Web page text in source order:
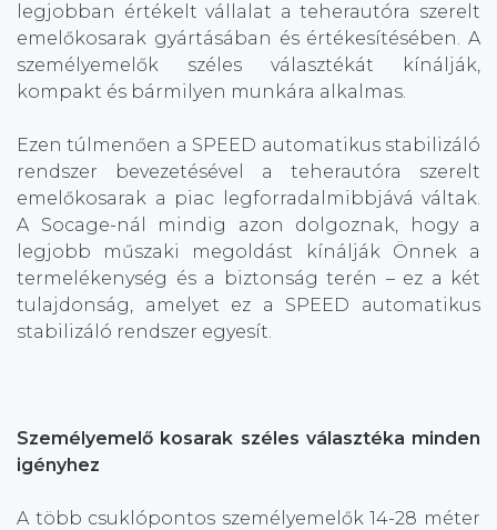
legjobban értékelt vállalat a teherautóra szerelt
emelőkosarak gyártásában és értékesítésében. A
személyemelők széles választékát kínálják,
kompakt és bármilyen munkára alkalmas.
Ezen túlmenően a SPEED automatikus stabilizáló
rendszer bevezetésével a teherautóra szerelt
emelőkosarak a piac legforradalmibbjává váltak.
A Socage-nál mindig azon dolgoznak, hogy a
legjobb műszaki megoldást kínálják Önnek a
termelékenység és a biztonság terén – ez a két
tulajdonság, amelyet ez a SPEED automatikus
stabilizáló rendszer egyesít.
Személyemelő kosarak széles választéka minden
igényhez
A több csuklópontos személyemelők 14-28 méter